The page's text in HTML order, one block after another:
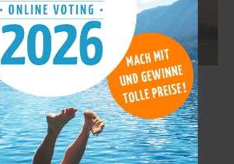
See 44,1 km
sich in Wilhelmshafen in
See wird von der DLRG